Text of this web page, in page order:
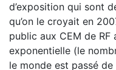
d’exposition qui sont
qu’on le croyait en
public aux CEM de
exponentielle (le
le monde est passé